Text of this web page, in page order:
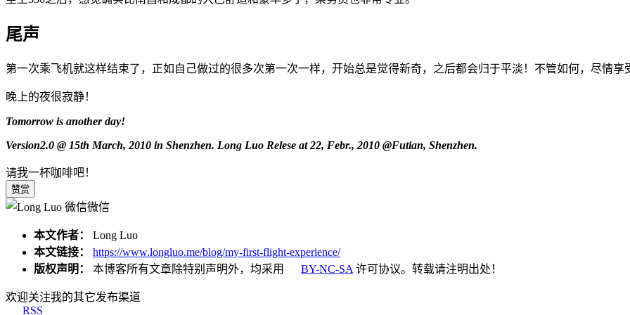
尾声
第一次乘飞机就这样结束了，正如自己做过的很多次第一次一样，开始总是觉得新奇，之后都会归于平淡！不管如何，尽情享
晚上的夜很寂静！
Tomorrow is another day!
Version2.0 @ 15th March, 2010 in Shenzhen. Long Luo Relese at 22, Febr., 2010 @Futian, Shenzhen.
请我一杯咖啡吧！
赞赏
微信
本文作者： Long Luo
本文链接：
https://www.longluo.me/blog/my-first-flight-experience/
版权声明： 本博客所有文章除特别声明外，均采用 BY-NC-SA 许可协议。转载请注明出处！
欢迎关注我的其它发布渠道
RSS